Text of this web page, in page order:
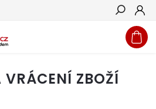
Hledat
VRÁCENÍ ZBOŽÍ